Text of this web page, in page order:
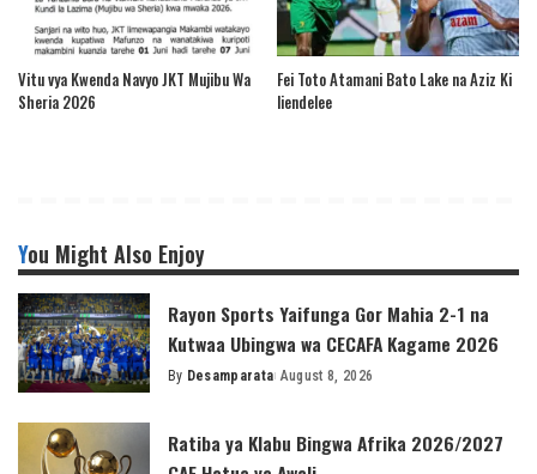
Vitu vya Kwenda Navyo JKT Mujibu Wa
Sheria 2026
Fei Toto Atamani Bato Lake na Aziz Ki
liendelee
You Might Also Enjoy
Rayon Sports Yaifunga Gor Mahia 2-1 na
Kutwaa Ubingwa wa CECAFA Kagame 2026
Posted
By Desamparata August 8, 2026
Ratiba ya Klabu Bingwa Afrika 2026/2027